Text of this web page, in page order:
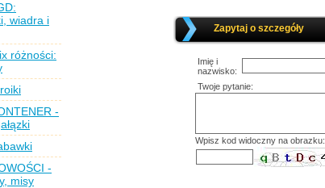
wiadra i
różności:
-
-
misy
Zapytaj o szczegóły
Imię i
nazwisko:
Twoje pytanie:
Wpisz kod widoczny na obrazku: